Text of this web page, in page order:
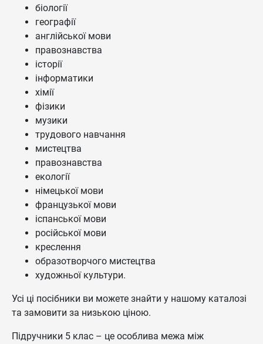
біології
географії
англійської мови
правознавства
історії
інформатики
хімії
фізики
музики
трудового навчання
мистецтва
правознавства
екології
німецької мови
французької мови
іспанської мови
російської мови
креслення
образотворчого мистецтва
художньої культури.
Усі ці посібники ви можете знайти у нашому каталозі
та замовити за низькою ціною.
Підручники 5 клас – це особлива межа між